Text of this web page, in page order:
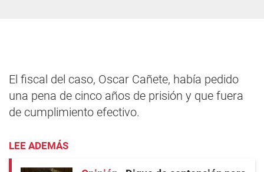
El fiscal del caso, Oscar Cañete, había pedido
una pena de cinco años de prisión y que fuera
de cumplimiento efectivo.
LEE ADEMÁS